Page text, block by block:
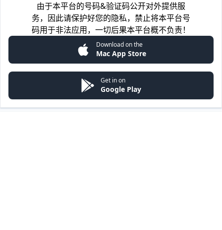
由于本平台的号码&验证码公开对外提供服
务，因此请保护好您的隐私，禁止将本平台号
码用于非法应用，一切后果本平台概不负责！
Download on the
Mac App Store
Get in on
Google Play